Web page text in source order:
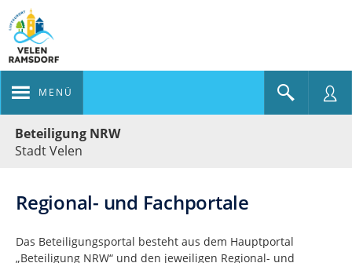
MENÜ
Beteiligung NRW
Stadt Velen
Regional- und Fachportale
Das Beteiligungsportal besteht aus dem Hauptportal
„Beteiligung NRW“ und den jeweiligen Regional- und